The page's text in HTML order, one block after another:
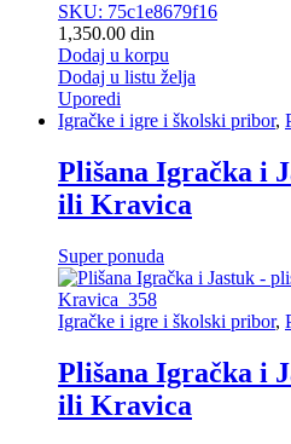
SKU: 75c1e8679f16
1,350.00 din
Dodaj u korpu
Dodaj u listu želja
Uporedi
Igračke i igre i školski pribor,
Plišana Igračka i
ili Kravica
Super ponuda
Igračke i igre i školski pribor,
Plišana Igračka i
ili Kravica